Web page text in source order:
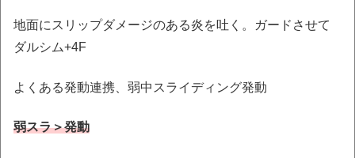
地面にスリップダメージのある炎を吐く。ガードさせて
ダルシム+4F
よくある発動連携、弱中スライディング発動
弱スラ＞発動